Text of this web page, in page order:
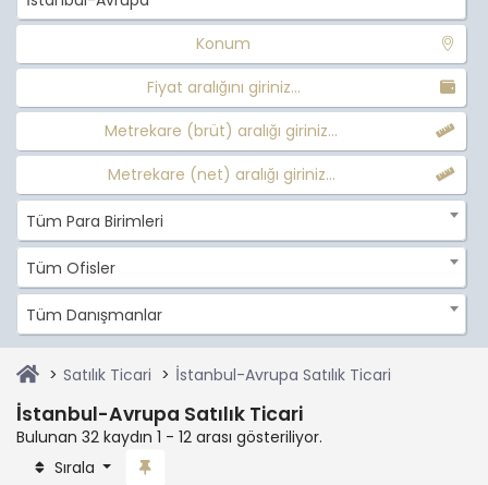
Konum
Fiyat aralığını giriniz...
Metrekare (brüt) aralığı giriniz...
Metrekare (net) aralığı giriniz...
Tüm Para Birimleri
Tüm Ofisler
Tüm Danışmanlar
Satılık Ticari İstanbul-Avrupa Satılık Ticari
İstanbul-Avrupa Satılık Ticari
Bulunan 32 kaydın 1 - 12 arası gösteriliyor.
Sırala